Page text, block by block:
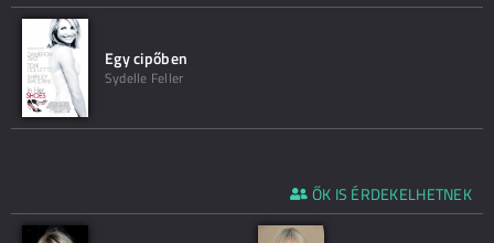
Egy cipőben
Sydelle Feller
ŐK IS ÉRDEKELHETNEK